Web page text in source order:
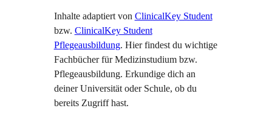
Inhalte adaptiert von ClinicalKey Student
bzw. ClinicalKey Student
Pflegeausbildung. Hier findest du wichtige
Fachbücher für Medizinstudium bzw.
Pflegeausbildung. Erkundige dich an
deiner Universität oder Schule, ob du
bereits Zugriff hast.